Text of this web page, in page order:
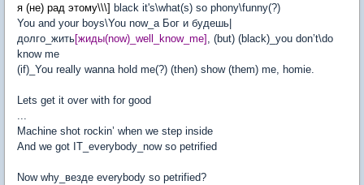
я (не) рад этому\\\] black it's\what(s) so phony\funny(?)
You and your boys\You now_a Бог и будешь|
долго_жить[жиды(now)_well_know_me] , (but) (black)_you don’t\do
know me
(if)_You really wanna hold me(?) (then) show (them) me, homie.
Lets get it over with for good
Machine shot rockin’ when we step inside
And we got IT_everybody_now so petrified
Now why_везде everybody so petrified?